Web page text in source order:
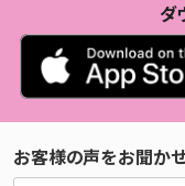
ダ
お客様の声をお聞か